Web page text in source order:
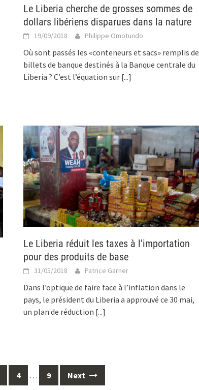
Le Liberia cherche de grosses sommes de
dollars libériens disparues dans la nature
19/09/2018 Philippe Omotundo
Où sont passés les «conteneurs et sacs» remplis de
billets de banque destinés à la Banque centrale du
Liberia ? C’est l’équation sur [...]
Le Liberia réduit les taxes à l’importation
pour des produits de base
31/05/2018 Patrice Garner
Dans l’optique de faire face à l’inflation dans le
pays, le président du Liberia a approuvé ce 30 mai,
un plan de réduction [...]
4 … 9 Next